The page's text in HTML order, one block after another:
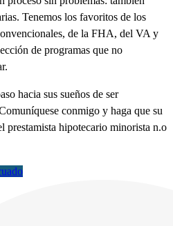
Tenemos los favoritos de los
de la FHA, del VA y
de programas que no
hacia sus sueños de ser
conmigo y haga que su
prestamista hipotecario minorista n.o